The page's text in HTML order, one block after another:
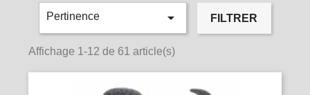
Pertinence  FILTRER
Affichage 1-12 de 61 article(s)